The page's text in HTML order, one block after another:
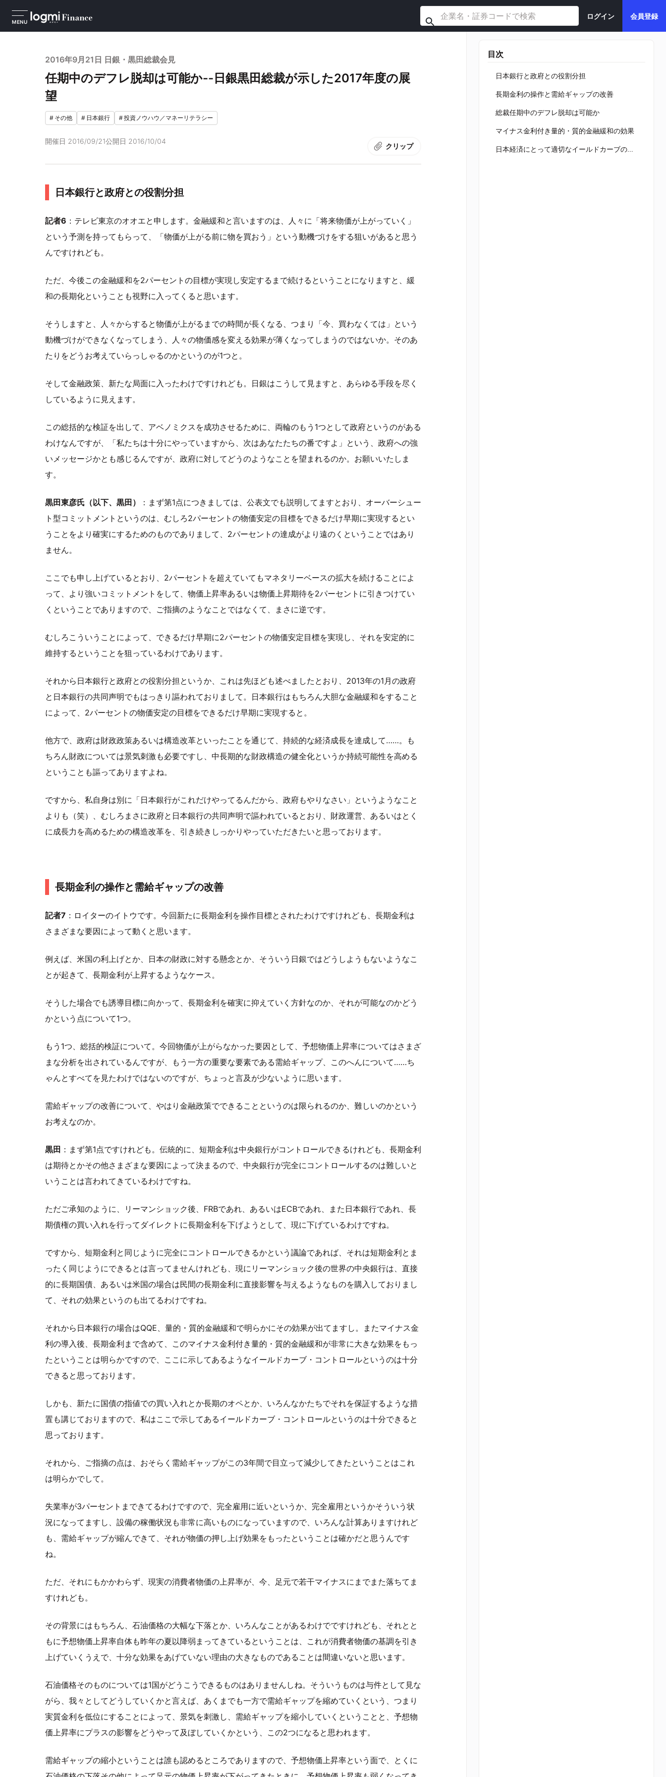
MENU
ログイン 会員登録
2016年9月21日 日銀・黒田総裁会見
任期中のデフレ脱却は可能か--日銀黒田総裁が示した2017年度の展
望
# その他 # 日本銀行 #投資ノウハウ／マネーリテラシー
開催日 2016/09/21公開日 2016/10/04
クリップ
日本銀行と政府との役割分担
記者6 ：テレビ東京のオオエと申します。金融緩和と言いますのは、人々に「将来物価が上がっていく」
という予測を持ってもらって、「物価が上がる前に物を買おう」という動機づけをする狙いがあると思う
んですけれども。
ただ、今後この金融緩和を2パーセントの目標が実現し安定するまで続けるということになりますと、緩
和の長期化ということも視野に入ってくると思います。
そうしますと、人々からすると物価が上がるまでの時間が長くなる、つまり「今、買わなくては」という
動機づけができなくなってしまう、人々の物価感を変える効果が薄くなってしまうのではないか。そのあ
たりをどうお考えていらっしゃるのかというのが1つと。
そして金融政策、新たな局面に入ったわけですけれども。日銀はこうして見ますと、あらゆる手段を尽く
しているように見えます。
この総括的な検証を出して、アベノミクスを成功させるために、両輪のもう1つとして政府というのがある
わけなんですが、「私たちは十分にやっていますから、次はあなたたちの番ですよ」という、政府への強
いメッセージかとも感じるんですが、政府に対してどうのようなことを望まれるのか。お願いいたしま
す。
黒田東彦氏（以下、黒田）
：まず第1点につきましては、公表文でも説明してますとおり、オーバーシュー
ト型コミットメントというのは、むしろ2パーセントの物価安定の目標をできるだけ早期に実現するとい
うことをより確実にするためのものでありまして、2パーセントの達成がより遠のくということではあり
ません。
ここでも申し上げているとおり、2パーセントを超えていてもマネタリーベースの拡大を続けることによ
って、より強いコミットメントをして、物価上昇率あるいは物価上昇期待を2パーセントに引きつけてい
くということでありますので、ご指摘のようなことではなくて、まさに逆です。
むしろこういうことによって、できるだけ早期に2パーセントの物価安定目標を実現し、それを安定的に
維持するということを狙っているわけであります。
それから日本銀行と政府との役割分担というか、これは先ほども述べましたとおり、2013年の1月の政府
と日本銀行の共同声明でもはっきり謳われておりまして。日本銀行はもちろん大胆な金融緩和をすること
によって、2パーセントの物価安定の目標をできるだけ早期に実現すると。
他方で、政府は財政政策あるいは構造改革といったことを通じて、持続的な経済成長を達成して……。も
ちろん財政については景気刺激も必要ですし、中長期的な財政構造の健全化というか持続可能性を高める
ということも謳ってありますよね。
ですから、私自身は別に「日本銀行がこれだけやってるんだから、政府もやりなさい」というようなこと
よりも（笑）、むしろまさに政府と日本銀行の共同声明で謳われているとおり、財政運営、あるいはとく
に成長力を高めるための構造改革を、引き続きしっかりやっていただきたいと思っております。
長期金利の操作と需給ギャップの改善
記者7 ：ロイターのイトウです。今回新たに長期金利を操作目標とされたわけですけれども、長期金利は
さまざまな要因によって動くと思います。
例えば、米国の利上げとか、日本の財政に対する懸念とか、そういう日銀ではどうしようもないようなこ
とが起きて、長期金利が上昇するようなケース。
そうした場合でも誘導目標に向かって、長期金利を確実に抑えていく方針なのか、それが可能なのかどう
かという点について1つ。
もう1つ、総括的検証について。今回物価が上がらなかった要因として、予想物価上昇率についてはさまざ
まな分析を出されているんですが、もう一方の重要な要素である需給ギャップ、このへんについて……ち
ゃんとすべてを見たわけではないのですが、ちょっと言及が少ないように思います。
需給ギャップの改善について、やはり金融政策でできることというのは限られるのか、難しいのかという
お考えなのか。
黒田 ：まず第1点ですけれども。伝統的に、短期金利は中央銀行がコントロールできるけれども、長期金利
は期待とかその他さまざまな要因によって決まるので、中央銀行が完全にコントロールするのは難しいと
いうことは言われてきているわけですね。
ただご承知のように、リーマンショック後、FRBであれ、あるいはECBであれ、また日本銀行であれ、長
期債権の買い入れを行ってダイレクトに長期金利を下げようとして、現に下げているわけですね。
ですから、短期金利と同じように完全にコントロールできるかという議論であれば、それは短期金利とま
ったく同じようにできるとは言ってませんけれども、現にリーマンショック後の世界の中央銀行は、直接
的に長期国債、あるいは米国の場合は民間の長期金利に直接影響を与えるようなものを購入しておりまし
て、それの効果というのも出てるわけですね。
それから日本銀行の場合はQQE、量的・質的金融緩和で明らかにその効果が出てますし。またマイナス金
利の導入後、長期金利まで含めて、このマイナス金利付き量的・質的金融緩和が非常に大きな効果をもっ
たということは明らかですので、ここに示してあるようなイールドカーブ・コントロールというのは十分
できると思っております。
しかも、新たに国債の指値での買い入れとか長期のオペとか、いろんなかたちでそれを保証するような措
置も講じておりますので、私はここで示してあるイールドカーブ・コントロールというのは十分できると
思っております。
それから、ご指摘の点は、おそらく需給ギャップがこの3年間で目立って減少してきたということはこれ
は明らかでして。
失業率が3パーセントまできてるわけですので、完全雇用に近いというか、完全雇用というかそういう状
況になってますし、設備の稼働状況も非常に高いものになっていますので、いろんな計算ありますけれど
も、需給ギャップが縮んできて、それが物価の押し上げ効果をもったということは確かだと思うんです
ね。
ただ、それにもかかわらず、現実の消費者物価の上昇率が、今、足元で若干マイナスにまでまた落ちてま
すけれども。
その背景にはもちろん、石油価格の大幅な下落とか、いろんなことがあるわけでですけれども、それとと
もに予想物価上昇率自体も昨年の夏以降弱まってきているということは、これが消費者物価の基調を引き
上げていくうえで、十分な効果をあげていない理由の大きなものであることは間違いないと思います。
石油価格そのものについては1国がどうこうできるものはありませんしね。そういうものは与件として見な
がら、我々としてどうしていくかと言えば、あくまでも一方で需給ギャップを縮めていくという、つまり
実質金利を低位にすることによって、景気を刺激し、需給ギャップを縮小していくということと、予想物
価上昇率にプラスの影響をどうやって及ぼしていくかという、この2つになると思われます。
需給ギャップの縮小ということは誰も認めるところでありますので、予想物価上昇率という面で、とくに
目次
日本銀行と政府との役割分担
長期金利の操作と需給ギャップの改善
総裁任期中のデフレ脱却は可能か
マイナス金利付き量的・質的金融緩和の効果
日本経済にとって適切なイールドカーブの実現